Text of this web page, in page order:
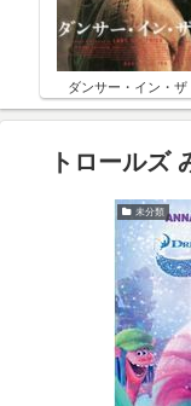
ダンサー・イン・ザ
トロールズ
未分類